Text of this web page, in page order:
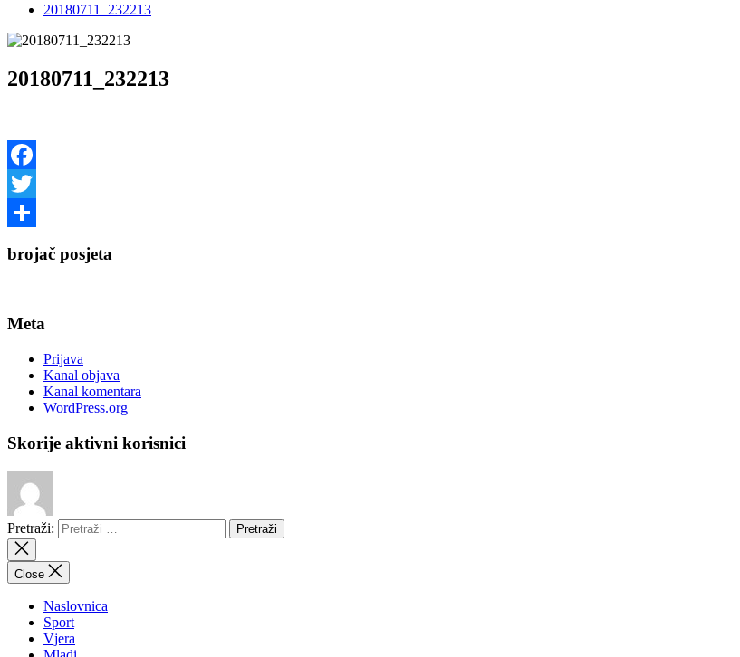
20180711_232213
20180711_232213
Facebook
Twitter
brojač posjeta
Meta
Prijava
Kanal objava
Kanal komentara
WordPress.org
Skorije aktivni korisnici
Pretraži:
Close
Naslovnica
Sport
Vjera